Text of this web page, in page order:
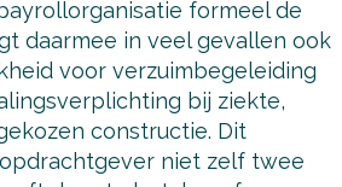
formeel de
daarmee in veel gevallen ook
voor verzuimbegeleiding
bij ziekte,
constructie. Dit
niet zelf twee